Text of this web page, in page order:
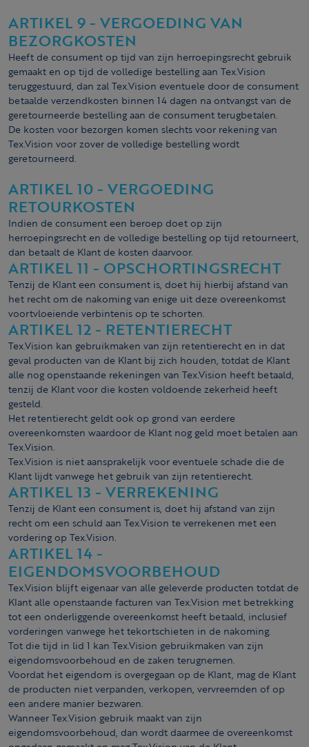
ARTIKEL 9 - VERGOEDING VAN
BEZORGKOSTEN
Heeft de consument op tijd van zijn herroepingsrecht gebruik
gemaakt en op tijd de volledige bestelling aan Tex.Vision
teruggestuurd, dan zal Tex.Vision eventuele door de consument
betaalde verzendkosten binnen 14 dagen na ontvangst van de
geretourneerde bestelling aan de consument terugbetalen.
De kosten voor bezorgen komen slechts voor rekening van
Tex.Vision voor zover de volledige bestelling wordt
geretourneerd.
ARTIKEL 10 - VERGOEDING
RETOURKOSTEN
Indien de consument een beroep doet op zijn
herroepingsrecht en de volledige bestelling op tijd retourneert,
dan betaalt de Klant de kosten daarvoor.
ARTIKEL 11 - OPSCHORTINGSRECHT
Tenzij de Klant een consument is, doet hij hierbij afstand van
het recht om de nakoming van enige uit deze overeenkomst
voortvloeiende verbintenis op te schorten.
ARTIKEL 12 - RETENTIERECHT
Tex.Vision kan gebruikmaken van zijn retentierecht en in dat
geval producten van de Klant bij zich houden, totdat de Klant
alle nog openstaande rekeningen van Tex.Vision heeft betaald,
tenzij de Klant voor die kosten voldoende zekerheid heeft
gesteld.
Het retentierecht geldt ook op grond van eerdere
overeenkomsten waardoor de Klant nog geld moet betalen aan
Tex.Vision.
Tex.Vision is niet aansprakelijk voor eventuele schade die de
Klant lijdt vanwege het gebruik van zijn retentierecht.
ARTIKEL 13 - VERREKENING
Tenzij de Klant een consument is, doet hij afstand van zijn
recht om een schuld aan Tex.Vision te verrekenen met een
vordering op Tex.Vision.
ARTIKEL 14 -
EIGENDOMSVOORBEHOUD
Tex.Vision blijft eigenaar van alle geleverde producten totdat de
Klant alle openstaande facturen van Tex.Vision met betrekking
tot een onderliggende overeenkomst heeft betaald, inclusief
vorderingen vanwege het tekortschieten in de nakoming.
Tot die tijd in lid 1 kan Tex.Vision gebruikmaken van zijn
eigendomsvoorbehoud en de zaken terugnemen.
Voordat het eigendom is overgegaan op de Klant, mag de Klant
de producten niet verpanden, verkopen, vervreemden of op
een andere manier bezwaren.
Wanneer Tex.Vision gebruik maakt van zijn
eigendomsvoorbehoud, dan wordt daarmee de overeenkomst